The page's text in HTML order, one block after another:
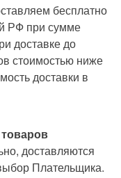
бесплатно
РФ при сумме
доставке до
стоимостью ниже
доставки в
доставляются
Плательщика.